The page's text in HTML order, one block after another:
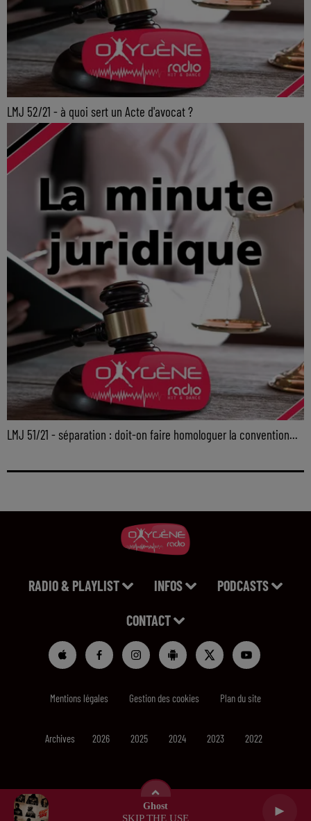
Ghost
SKIP THE USE
LMJ 52/21 - à quoi sert un Acte d'avocat ?
LMJ 51/21 - séparation : doit-on faire homologuer la convention...
RADIO & PLAYLIST INFOS PODCASTS
CONTACT
Mentions légales Gestion des cookies Plan du site
Archives 2026 2025 2024 2023 2022